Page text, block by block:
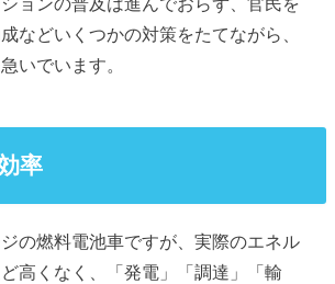
などいくつかの対策をたてながら、
いでいます。
率
の燃料電池車ですが、実際のエネル
高くなく、「発電」「調達」「輸